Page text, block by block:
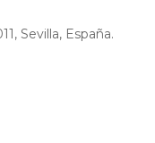
Sevilla, España.